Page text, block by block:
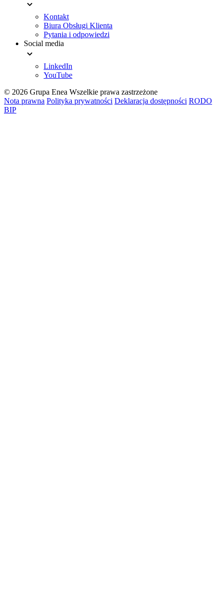
Kontakt
Biura Obsługi Klienta
Pytania i odpowiedzi
Social media
LinkedIn
YouTube
© 2026 Grupa Enea Wszelkie prawa zastrzeżone
Nota prawna Polityka prywatności Deklaracja dostępności RODO
BIP